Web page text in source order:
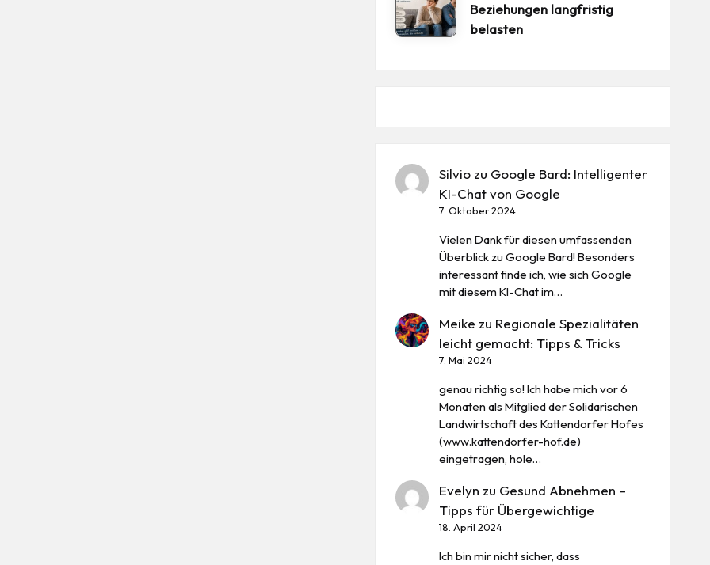
Beziehungen langfristig
belasten
Silvio zu Google Bard: Intelligenter
KI-Chat von Google
7. Oktober 2024
Vielen Dank für diesen umfassenden
Überblick zu Google Bard! Besonders
interessant finde ich, wie sich Google
mit diesem KI-Chat im…
Meike zu Regionale Spezialitäten
leicht gemacht: Tipps & Tricks
7. Mai 2024
genau richtig so! Ich habe mich vor 6
Monaten als Mitglied der Solidarischen
Landwirtschaft des Kattendorfer Hofes
(www.kattendorfer-hof.de)
eingetragen, hole…
Evelyn zu Gesund Abnehmen –
Tipps für Übergewichtige
18. April 2024
Ich bin mir nicht sicher, dass